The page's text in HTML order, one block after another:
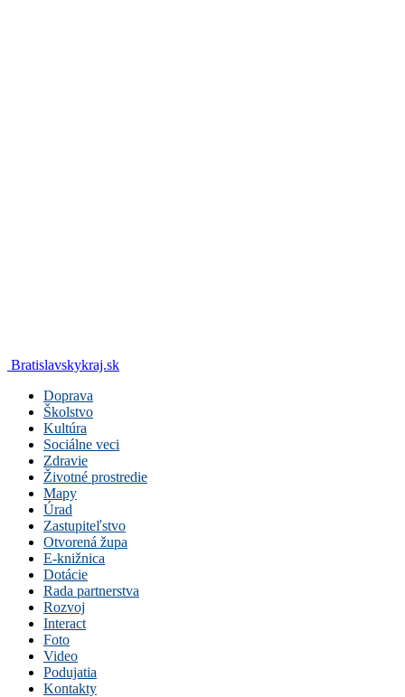
Bratislavskykraj.sk
Doprava
Školstvo
Kultúra
Sociálne veci
Zdravie
Životné prostredie
Mapy
Úrad
Zastupiteľstvo
Otvorená župa
E-knižnica
Dotácie
Rada partnerstva
Rozvoj
Interact
Foto
Video
Podujatia
Kontakty